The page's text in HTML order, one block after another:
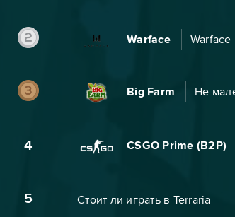
Warface
Big Farm Не
4 CSGO Prime (B2P)
5 Стоит ли играть в Terraria